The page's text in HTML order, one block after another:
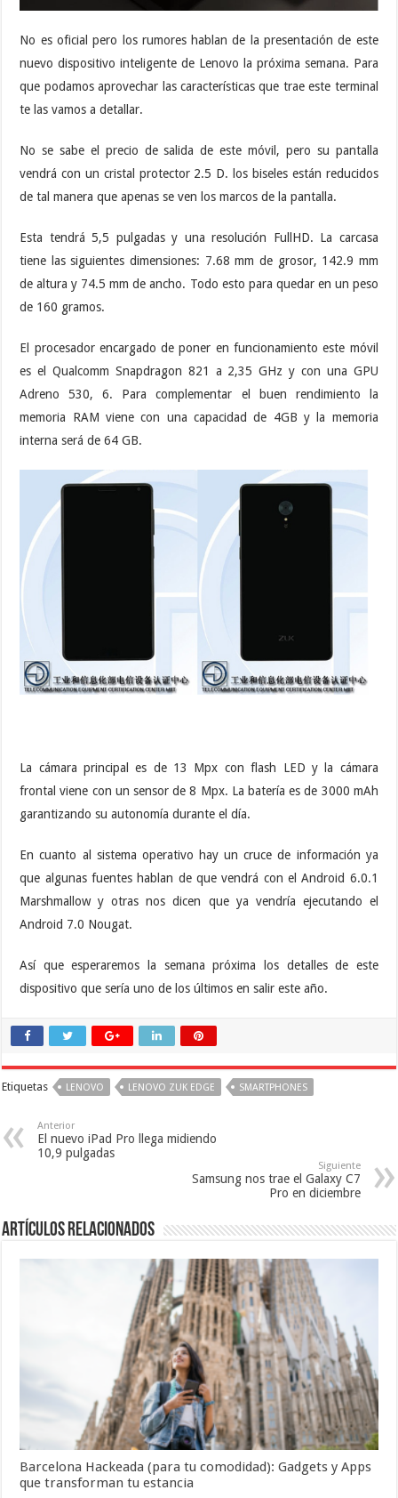
No es oficial pero los rumores hablan de la presentación de este
nuevo dispositivo inteligente de Lenovo la próxima semana. Para
que podamos aprovechar las características que trae este terminal
te las vamos a detallar.
No se sabe el precio de salida de este móvil, pero su pantalla
vendrá con un cristal protector 2.5 D. los biseles están reducidos
de tal manera que apenas se ven los marcos de la pantalla.
Esta tendrá 5,5 pulgadas y una resolución FullHD. La carcasa
tiene las siguientes dimensiones: 7.68 mm de grosor, 142.9 mm
de altura y 74.5 mm de ancho. Todo esto para quedar en un peso
de 160 gramos.
El procesador encargado de poner en funcionamiento este móvil
es el Qualcomm Snapdragon 821 a 2,35 GHz y con una GPU
Adreno 530, 6. Para complementar el buen rendimiento la
memoria RAM viene con una capacidad de 4GB y la memoria
interna será de 64 GB.
La cámara principal es de 13 Mpx con flash LED y la cámara
frontal viene con un sensor de 8 Mpx. La batería es de 3000 mAh
garantizando su autonomía durante el día.
En cuanto al sistema operativo hay un cruce de información ya
que algunas fuentes hablan de que vendrá con el Android 6.0.1
Marshmallow y otras nos dicen que ya vendría ejecutando el
Android 7.0 Nougat.
Así que esperaremos la semana próxima los detalles de este
dispositivo que sería uno de los últimos en salir este año.
Etiquetas LENOVO LENOVO ZUK EDGE SMARTPHONES
Anterior
El nuevo iPad Pro llega midiendo
10,9 pulgadas
Siguiente
Samsung nos trae el Galaxy C7
Pro en diciembre
Artículos relacionados
Barcelona Hackeada (para tu comodidad): Gadgets y Apps
que transforman tu estancia